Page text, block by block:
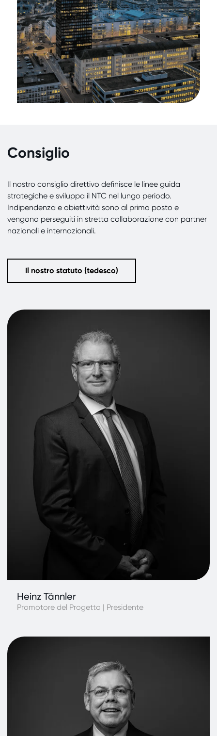
Consiglio
Il nostro consiglio direttivo definisce le linee guida
strategiche e sviluppa il NTC nel lungo periodo.
Indipendenza e obiettività sono al primo posto e
vengono perseguiti in stretta collaborazione con partner
nazionali e internazionali.
Il nostro statuto (tedesco)
Heinz Tännler
Promotore del Progetto | Presidente